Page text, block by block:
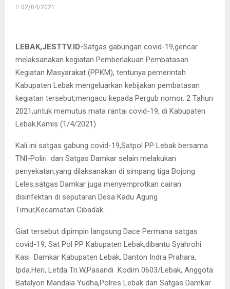
02/04/2021
LEBAK,JESTTV.ID-Satgas gabungan covid-19,gencar
melaksanakan kegiatan Pemberlakuan Pembatasan
Kegiatan Masyarakat (PPKM), tentunya pemerintah
Kabupaten Lebak mengeluarkan kebijakan pembatasan
kegiatan tersebut,mengacu kepada Pergub nomor. 2 Tahun
2021,untuk memutus mata rantai covid-19, di Kabupaten
Lebak.Kamis (1/4/2021)
Kali ini satgas gabung covid-19,Satpol PP Lebak bersama
TNI-Poliri dan Satgas Damkar selain melakukan
penyekatan,yang dilaksanakan di simpang tiga Bojong
Leles,satgas Damkar juga menyemprotkan cairan
disinfektan di seputaran Desa Kadu Agung
Timur,Kecamatan Cibadak.
Giat tersebut dipimpin langsung Dace Permana satgas
covid-19, Sat Pol PP Kabupaten Lebak,dibantu Syahrohi
Kasi Damkar Kabupaten Lebak, Danton Indra Prahara,
Ipda.Heri, Letda Tri.W,Pasandi Kodim 0603/Lebak, Anggota
Batalyon Mandala Yudha,Polres Lebak dan Satgas Damkar